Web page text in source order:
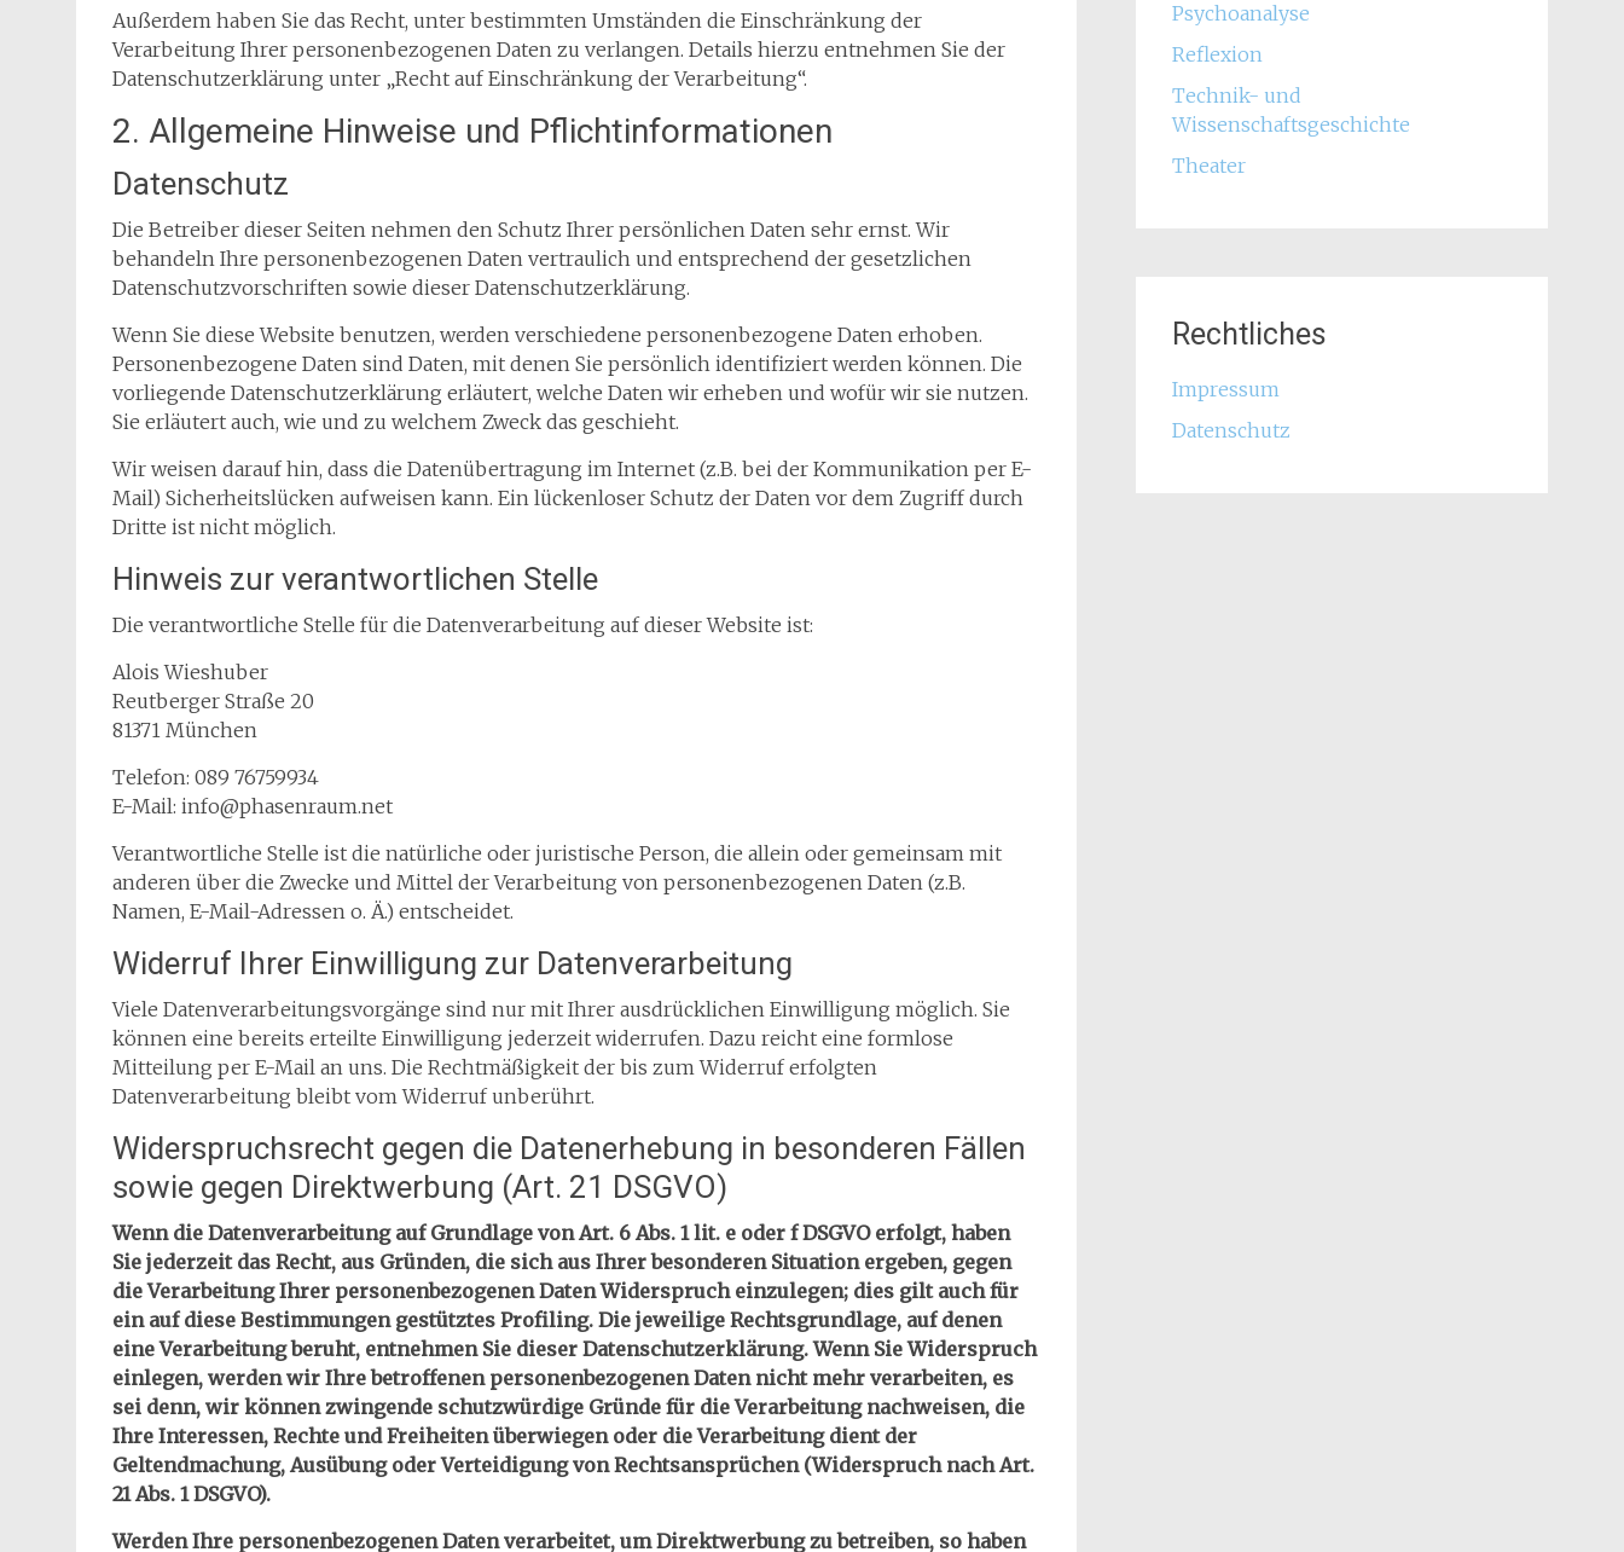
Außerdem haben Sie das Recht, unter bestimmten Umständen die Einschränkung der
Verarbeitung Ihrer personenbezogenen Daten zu verlangen. Details hierzu entnehmen Sie der
Datenschutzerklärung unter „Recht auf Einschränkung der Verarbeitung“.
2. Allgemeine Hinweise und Pflichtinformationen
Datenschutz
Die Betreiber dieser Seiten nehmen den Schutz Ihrer persönlichen Daten sehr ernst. Wir
behandeln Ihre personenbezogenen Daten vertraulich und entsprechend der gesetzlichen
Datenschutzvorschriften sowie dieser Datenschutzerklärung.
Wenn Sie diese Website benutzen, werden verschiedene personenbezogene Daten erhoben.
Personenbezogene Daten sind Daten, mit denen Sie persönlich identifiziert werden können. Die
vorliegende Datenschutzerklärung erläutert, welche Daten wir erheben und wofür wir sie nutzen.
Sie erläutert auch, wie und zu welchem Zweck das geschieht.
Wir weisen darauf hin, dass die Datenübertragung im Internet (z.B. bei der Kommunikation per E-
Mail) Sicherheitslücken aufweisen kann. Ein lückenloser Schutz der Daten vor dem Zugriff durch
Dritte ist nicht möglich.
Hinweis zur verantwortlichen Stelle
Die verantwortliche Stelle für die Datenverarbeitung auf dieser Website ist:
Alois Wieshuber
Reutberger Straße 20
81371 München
Telefon: 089 76759934
E-Mail: info@phasenraum.net
Verantwortliche Stelle ist die natürliche oder juristische Person, die allein oder gemeinsam mit
anderen über die Zwecke und Mittel der Verarbeitung von personenbezogenen Daten (z.B.
Namen, E-Mail-Adressen o. Ä.) entscheidet.
Widerruf Ihrer Einwilligung zur Datenverarbeitung
Viele Datenverarbeitungsvorgänge sind nur mit Ihrer ausdrücklichen Einwilligung möglich. Sie
können eine bereits erteilte Einwilligung jederzeit widerrufen. Dazu reicht eine formlose
Mitteilung per E-Mail an uns. Die Rechtmäßigkeit der bis zum Widerruf erfolgten
Datenverarbeitung bleibt vom Widerruf unberührt.
Widerspruchsrecht gegen die Datenerhebung in besonderen Fällen
sowie gegen Direktwerbung (Art. 21 DSGVO)
Wenn die Datenverarbeitung auf Grundlage von Art. 6 Abs. 1 lit. e oder f DSGVO erfolgt, haben
Sie jederzeit das Recht, aus Gründen, die sich aus Ihrer besonderen Situation ergeben, gegen
die Verarbeitung Ihrer personenbezogenen Daten Widerspruch einzulegen; dies gilt auch für
ein auf diese Bestimmungen gestütztes Profiling. Die jeweilige Rechtsgrundlage, auf denen
eine Verarbeitung beruht, entnehmen Sie dieser Datenschutzerklärung. Wenn Sie Widerspruch
einlegen, werden wir Ihre betroffenen personenbezogenen Daten nicht mehr verarbeiten, es
sei denn, wir können zwingende schutzwürdige Gründe für die Verarbeitung nachweisen, die
Ihre Interessen, Rechte und Freiheiten überwiegen oder die Verarbeitung dient der
Geltendmachung, Ausübung oder Verteidigung von Rechtsansprüchen (Widerspruch nach Art.
21 Abs. 1 DSGVO).
Werden Ihre personenbezogenen Daten verarbeitet, um Direktwerbung zu betreiben, so haben
Psychoanalyse
Reflexion
Technik- und
Wissenschaftsgeschichte
Theater
Rechtliches
Impressum
Datenschutz